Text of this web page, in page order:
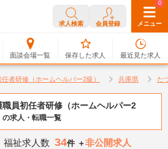
求人検索 会員登録 メニュー
面談会場一覧
0
保存した求人
0
最近見た求人
者研修（ホームヘルパー2級） 兵庫県 た
員初任者研修（ホームヘルパー2
の求人・転職一覧
福祉求人数 34件 ＋非公開求人